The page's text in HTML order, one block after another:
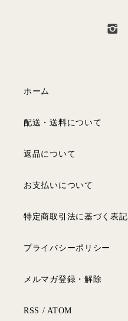
ホーム
配送・送料について
返品について
お支払いについて
特定商取引法に基づく表記
プライバシーポリシー
メルマガ登録・解除
RSS / ATOM